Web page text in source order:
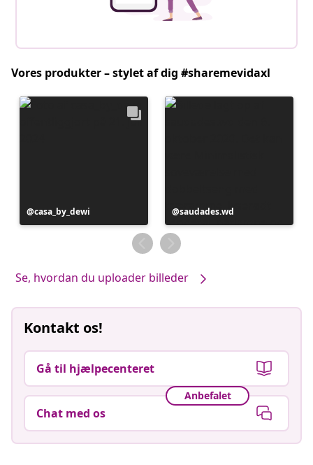
Vores produkter – stylet af dig #sharemevidaxl
Opslag
offentliggjort
casa_by_dewi
Opslag
offentliggjort
af
saudades.wd
Se, hvordan du uploader billeder
Kontakt os!
Gå til hjælpecenteret
Anbefalet
Chat med os